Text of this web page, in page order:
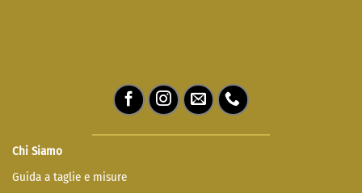
Chi Siamo
Guida a taglie e misure